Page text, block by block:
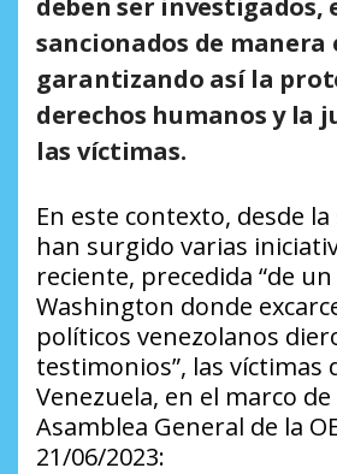
sancionados de manera
garantizando así la
derechos humanos y la
las víctimas.
En este contexto, desde la
han surgido varias
reciente, precedida “de
Washington donde
políticos venezolanos
testimonios”, las víctimas
Venezuela, en el marco de
Asamblea General de la
21/06/2023: